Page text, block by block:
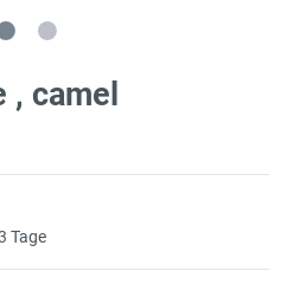
, camel
Tage